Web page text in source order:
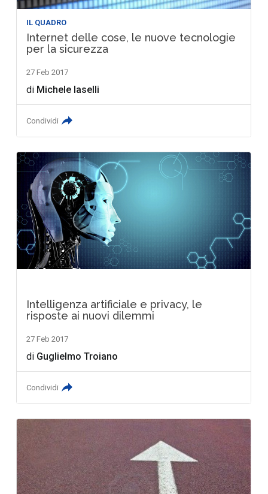
IL QUADRO
Internet delle cose, le nuove tecnologie
per la sicurezza
27 Feb 2017
di Michele Iaselli
Condividi
Intelligenza artificiale e privacy, le
risposte ai nuovi dilemmi
27 Feb 2017
di Guglielmo Troiano
Condividi